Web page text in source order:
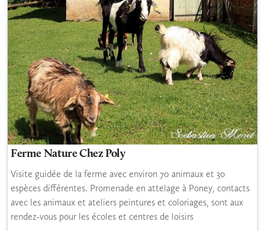
Ferme Nature Chez Poly
Visite guidée de la ferme avec environ 70 animaux et 30
espèces différentes. Promenade en attelage à Poney, contacts
avec les animaux et ateliers peintures et coloriages, sont aux
rendez-vous pour les écoles et centres de loisirs